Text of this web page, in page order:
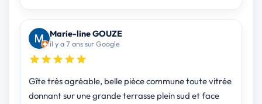
Marie-line GOUZE
il y a 7 ans sur Google
Gîte très agréable, belle pièce commune toute vitrée
donnant sur une grande terrasse plein sud et face